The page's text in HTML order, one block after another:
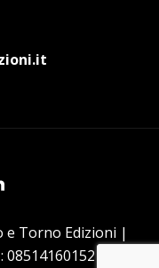
e Torno Edizioni |